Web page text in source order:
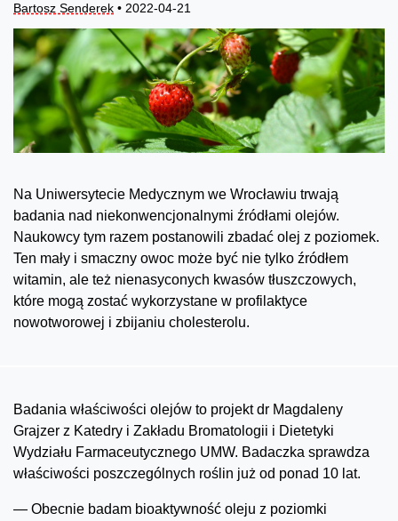
Bartosz Senderek • 2022-04-21
Na Uniwersytecie Medycznym we Wrocławiu trwają
badania nad niekonwencjonalnymi źródłami olejów.
Naukowcy tym razem postanowili zbadać olej z poziomek.
Ten mały i smaczny owoc może być nie tylko źródłem
witamin, ale też nienasyconych kwasów tłuszczowych,
które mogą zostać wykorzystane w profilaktyce
nowotworowej i zbijaniu cholesterolu.
Badania właściwości olejów to projekt dr Magdaleny
Grajzer z Katedry i Zakładu Bromatologii i Dietetyki
Wydziału Farmaceutycznego UMW. Badaczka sprawdza
właściwości poszczególnych roślin już od ponad 10 lat.
— Obecnie badam bioaktywność oleju z poziomki